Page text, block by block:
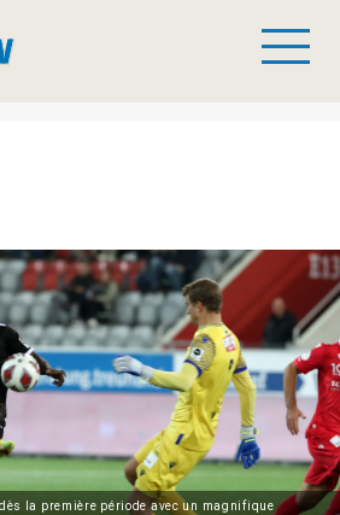
la première période avec un magnifique